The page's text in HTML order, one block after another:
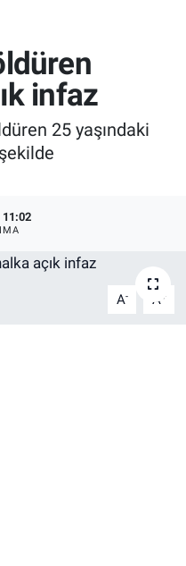
infaz
25 yaşındaki
11:02
A- A +